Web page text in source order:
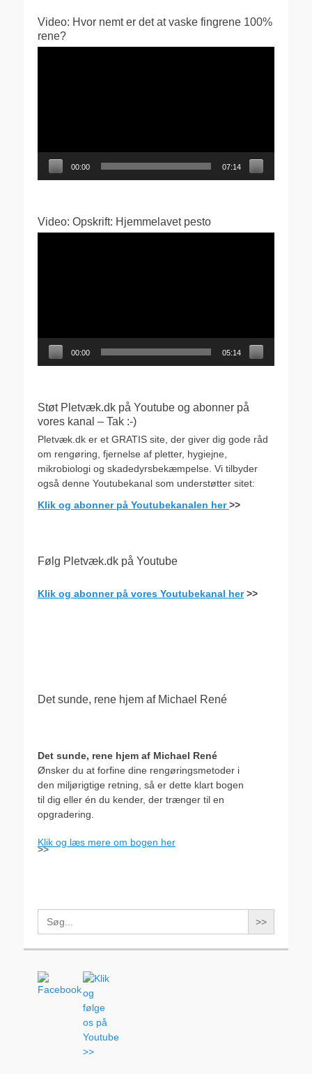
Video: Hvor nemt er det at vaske fingrene 100%
rene?
00:00 07:14
Video: Opskrift: Hjemmelavet pesto
00:00 05:14
Støt Pletvæk.dk på Youtube og abonner på
vores kanal – Tak :-)
Pletvæk.dk er et GRATIS site, der giver dig gode råd
om rengøring, fjernelse af pletter, hygiejne,
mikrobiologi og skadedyrsbekæmpelse. Vi tilbyder
også denne Youtubekanal som understøtter sitet:
Klik og abonner på Youtubekanalen her>>
Følg Pletvæk.dk på Youtube
Klik og abonner på vores Youtubekanal her>>
Det sunde, rene hjem af Michael René
Det sunde, rene hjem af Michael René
Ønsker du at forfine dine rengøringsmetoder i
den miljørigtige retning, så er dette klart bogen
til dig eller én du kender, der trænger til en
opgradering.
Klik og læs mere om bogen her
>>
Search
for: